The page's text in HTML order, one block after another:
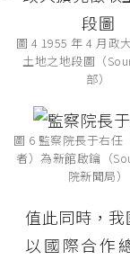
圖 4 1955 年 4 月政
土地之地段圖（
部）
圖 6 監察院長于右任
者）為新館啟鑰（
院新聞局）
值此同時，
以國際合作